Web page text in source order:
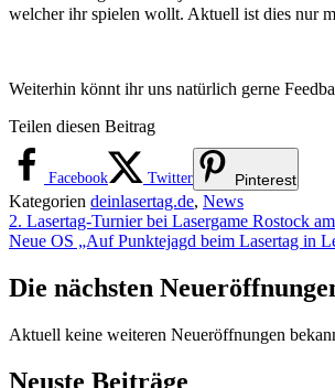
welcher ihr spielen wollt. Aktuell ist dies nur
Weiterhin könnt ihr uns natürlich gerne
Teilen diesen Beitrag
Facebook Twitter Pinterest
Kategorien deinlasertag.de, News
2. Lasertag-Turnier bei Lasergame Rostock
Neue OS „Auf Punktejagd beim Lasertag in
Die nächsten
Aktuell keine weiteren Neueröffnungen
Neuste Beiträge